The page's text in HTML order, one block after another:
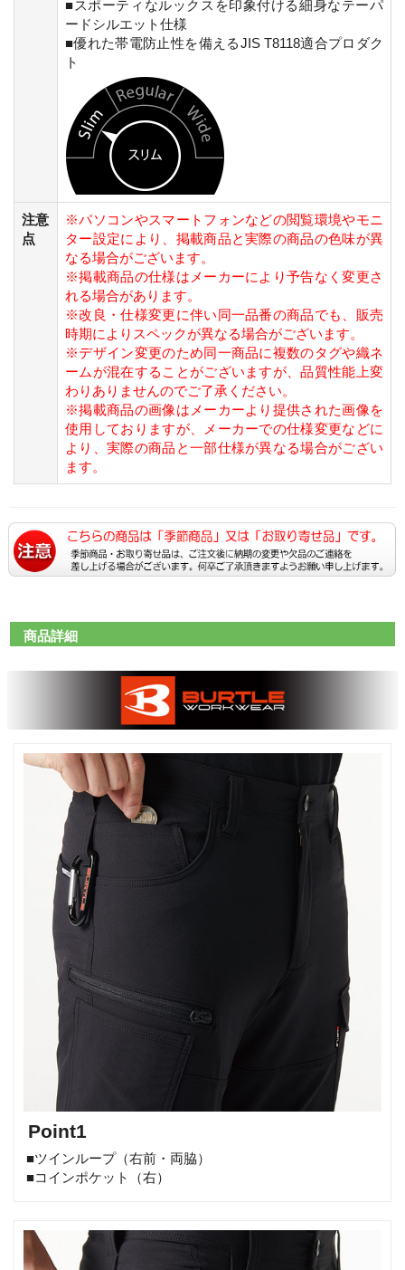
■スポーティなルックスを印象付ける細身なテーパ
ードシルエット仕様
■優れた帯電防止性を備えるJIS T8118適合プロダク
ト
注意
点
※パソコンやスマートフォンなどの閲覧環境やモニ
ター設定により、掲載商品と実際の商品の色味が異
なる場合がございます。
※掲載商品の仕様はメーカーにより予告なく変更さ
れる場合があります。
※改良・仕様変更に伴い同一品番の商品でも、販売
時期によりスペックが異なる場合がございます。
※デザイン変更のため同一商品に複数のタグや織ネ
ームが混在することがございますが、品質性能上変
わりありませんのでご了承ください。
※掲載商品の画像はメーカーより提供された画像を
使用しておりますが、メーカーでの仕様変更などに
より、実際の商品と一部仕様が異なる場合がござい
ます。
商品詳細
Point1
■ツインループ（右前・両脇）
■コインポケット（右）